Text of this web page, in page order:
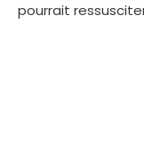
pourrait